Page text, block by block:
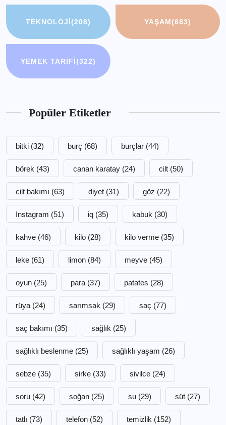
TEKNOLOJI(208) YAŞAM(683)
YEMEK TARIFI(322)
Popüler Etiketler
bitki (32) burç (68) burçlar (44)
börek (43) canan karatay (24) cilt (50)
cilt bakımı (63) diyet (31) göz (22)
Instagram (51) iq (35) kabuk (30)
kahve (46) kilo (28) kilo verme (35)
leke (61) limon (84) meyve (45)
oyun (25) para (37) patates (28)
rüya (24) sarımsak (29) saç (77)
saç bakımı (35) sağlık (25)
sağlıklı beslenme (25) sağlıklı yaşam (26)
sebze (35) sirke (33) sivilce (24)
soru (42) soğan (25) su (29) süt (27)
tatlı (73) telefon (52) temizlik (152)